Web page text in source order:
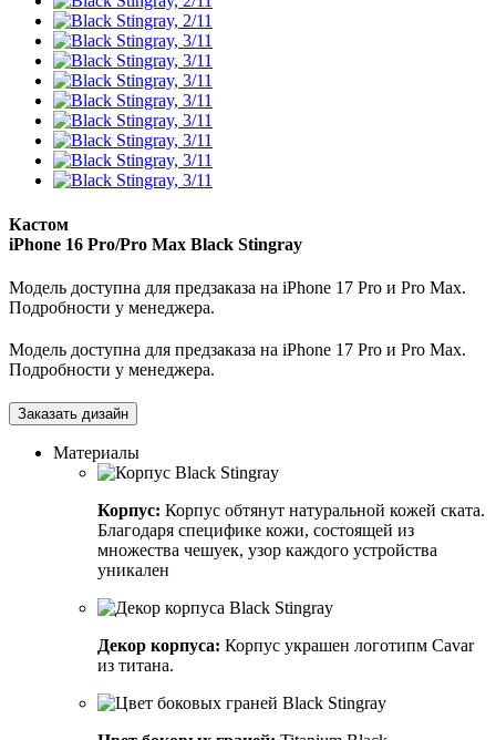
Кастом
iPhone 16 Pro/Pro Max Black Stingray
Модель доступна для предзаказа на iPhone 17 Pro и Pro Max.
Подробности у менеджера.
Модель доступна для предзаказа на iPhone 17 Pro и Pro Max.
Подробности у менеджера.
Заказать дизайн
Материалы
Корпус: Корпус обтянут натуральной кожей ската.
Благодаря специфике кожи, состоящей из
множества чешуек, узор каждого устройства
уникален
Декор корпуса: Корпус украшен логотипм Cavar
из титана.